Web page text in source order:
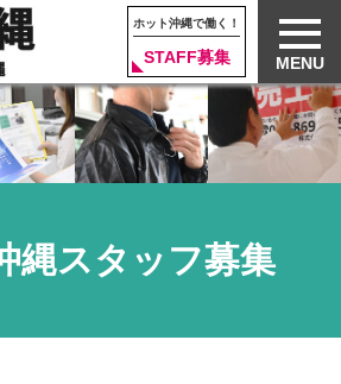
ホット沖縄で働く！
STAFF募集 MENU
縄スタッフ募集